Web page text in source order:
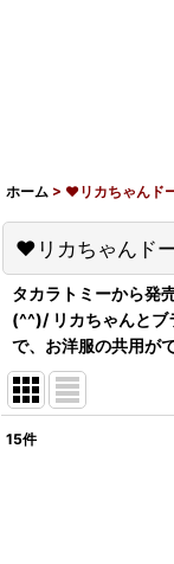
ホーム > ♥リカちゃんド
♥リカちゃんド
タカラトミーから発
(^^)/ リカちゃんとブ
で、お洋服の共用が
15件